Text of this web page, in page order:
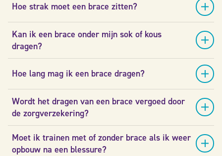
Hoe strak moet een brace zitten?
Kan ik een brace onder mijn sok of kous
dragen?
Hoe lang mag ik een brace dragen?
Wordt het dragen van een brace vergoed door
de zorgverzekering?
Moet ik trainen met of zonder brace als ik weer
opbouw na een blessure?